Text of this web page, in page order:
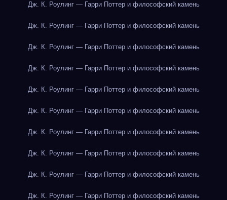
Дж. К. Роулинг — Гарри Поттер и философский камень
Дж. К. Роулинг — Гарри Поттер и философский камень
Дж. К. Роулинг — Гарри Поттер и философский камень
Дж. К. Роулинг — Гарри Поттер и философский камень
Дж. К. Роулинг — Гарри Поттер и философский камень
Дж. К. Роулинг — Гарри Поттер и философский камень
Дж. К. Роулинг — Гарри Поттер и философский камень
Дж. К. Роулинг — Гарри Поттер и философский камень
Дж. К. Роулинг — Гарри Поттер и философский камень
Дж. К. Роулинг — Гарри Поттер и философский камень